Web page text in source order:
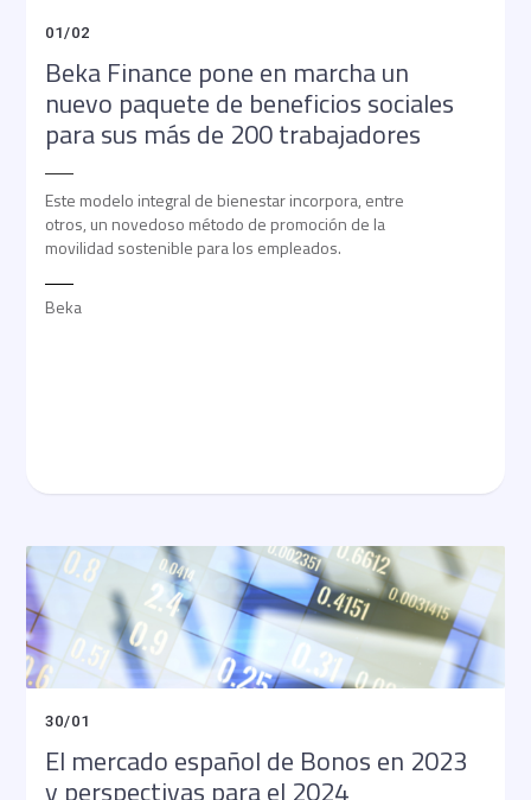
01/02
Beka Finance pone en marcha un
nuevo paquete de beneficios sociales
para sus más de 200 trabajadores
Este modelo integral de bienestar incorpora, entre
otros, un novedoso método de promoción de la
movilidad sostenible para los empleados.
Beka
30/01
El mercado español de Bonos en 2023
y perspectivas para el 2024